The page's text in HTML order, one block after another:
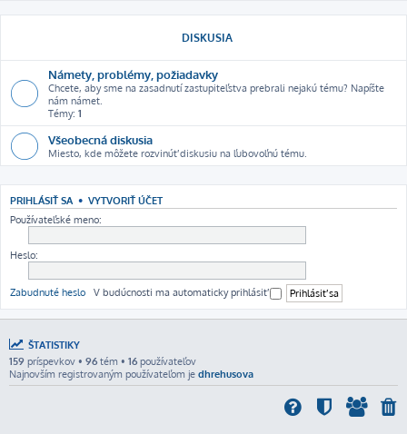
DISKUSIA
Námety, problémy, požiadavky
Chcete, aby sme na zasadnutí zastupiteľstva prebrali nejakú tému? Napíšte
nám námet.
Témy: 1
Všeobecná diskusia
Miesto, kde môžete rozvinúť diskusiu na ľubovoľnú tému.
PRIHLÁSIŤ SA • VYTVORIŤ ÚČET
Používateľské meno:
Heslo:
Zabudnuté heslo V budúcnosti ma automaticky prihlásiť
ŠTATISTIKY
159 príspevkov • 96 tém • 16 používateľov
Najnovším registrovaným používateľom je dhrehusova